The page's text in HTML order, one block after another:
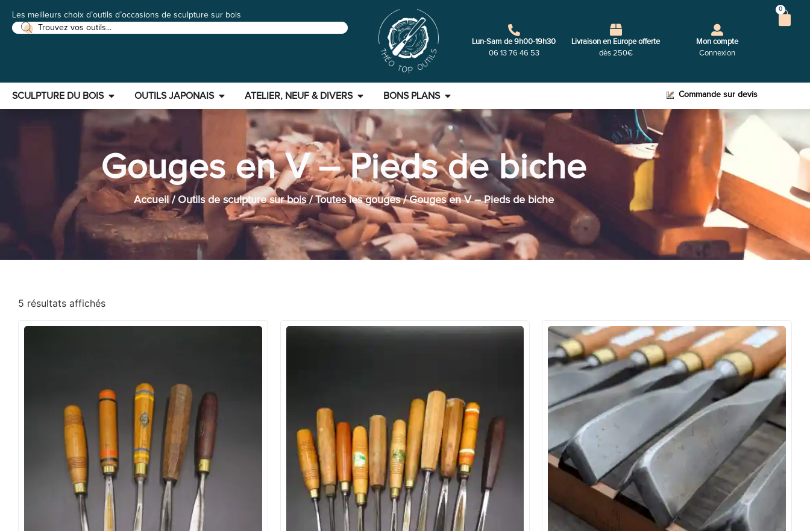
Les meilleurs choix d’outils d’occasions de sculpture sur bois
Lun-Sam de 9h00-19h30
06 13 76 46 53
Livraison en Europe offerte
dès 250€
Mon compte
Connexion
0
SCULPTURE DU BOIS OUTILS JAPONAIS ATELIER, NEUF & DIVERS BONS PLANS Commande sur devis
Gouges en V – Pieds de biche
Accueil / Outils de sculpture sur bois/Toutes les gouges/ Gouges en V – Pieds de biche
5 résultats affichés